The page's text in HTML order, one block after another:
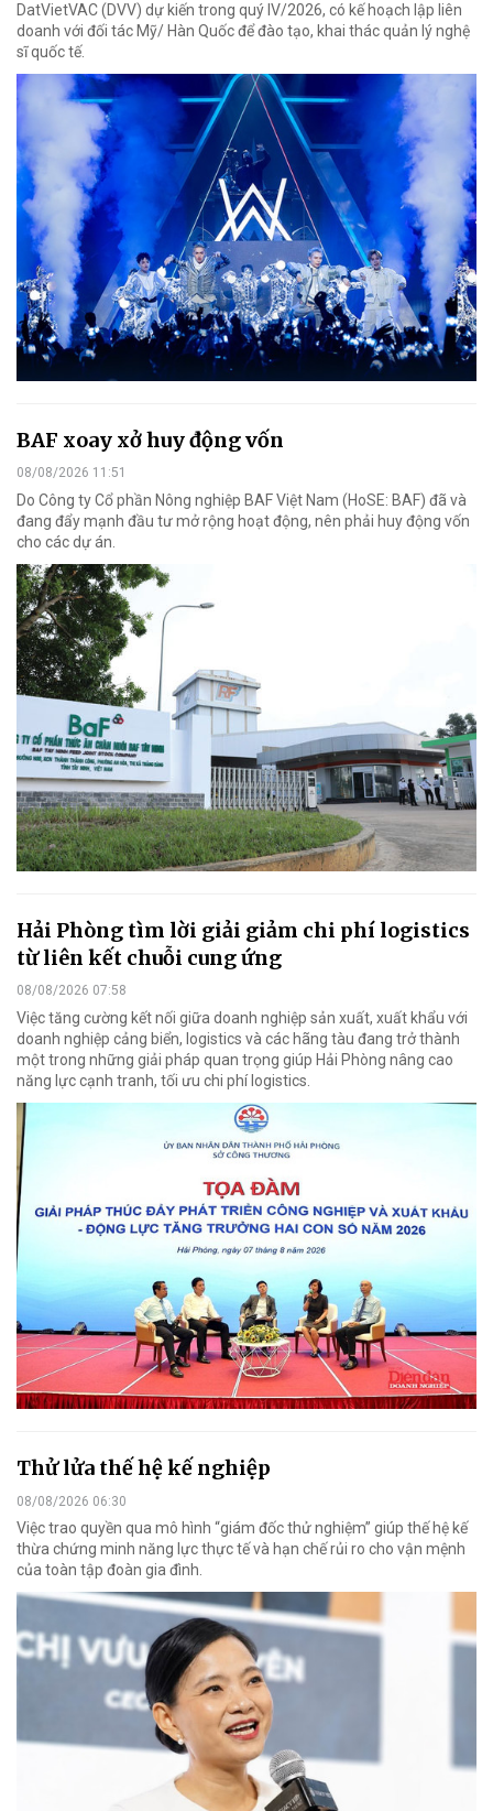
DatVietVAC (DVV) dự kiến trong quý IV/2026, có kế hoạch lập liên
doanh với đối tác Mỹ/ Hàn Quốc để đào tạo, khai thác quản lý nghệ
sĩ quốc tế.
BAF xoay xở huy động vốn
08/08/2026 11:51
Do Công ty Cổ phần Nông nghiệp BAF Việt Nam (HoSE: BAF) đã và
đang đẩy mạnh đầu tư mở rộng hoạt động, nên phải huy động vốn
cho các dự án.
Hải Phòng tìm lời giải giảm chi phí logistics
từ liên kết chuỗi cung ứng
08/08/2026 07:58
Việc tăng cường kết nối giữa doanh nghiệp sản xuất, xuất khẩu với
doanh nghiệp cảng biển, logistics và các hãng tàu đang trở thành
một trong những giải pháp quan trọng giúp Hải Phòng nâng cao
năng lực cạnh tranh, tối ưu chi phí logistics.
Thử lửa thế hệ kế nghiệp
08/08/2026 06:30
Việc trao quyền qua mô hình “giám đốc thử nghiệm” giúp thế hệ kế
thừa chứng minh năng lực thực tế và hạn chế rủi ro cho vận mệnh
của toàn tập đoàn gia đình.